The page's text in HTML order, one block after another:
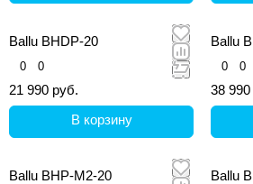
Ballu BHDP-20
0 0
21 990 руб.
В корзину
Ballu
0 0
38
Ballu BHP-M2-20 Ballu